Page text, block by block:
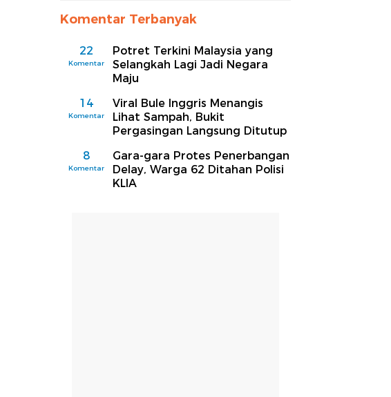
Komentar Terbanyak
22
Komentar
Potret Terkini Malaysia yang
Selangkah Lagi Jadi Negara
Maju
14
Komentar
Viral Bule Inggris Menangis
Lihat Sampah, Bukit
Pergasingan Langsung Ditutup
8
Komentar
Gara-gara Protes Penerbangan
Delay, Warga 62 Ditahan Polisi
KLIA